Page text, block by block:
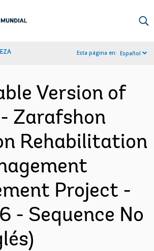
Esta página en: Español
Version of
Zarafshon
Rehabilitation
Project -
- Sequence No